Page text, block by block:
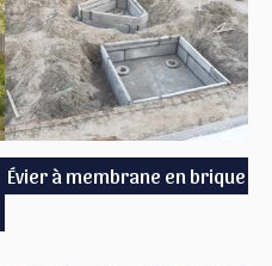
Évier à membrane en brique